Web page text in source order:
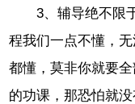
3、辅导绝不限
程我们一点不懂，
都懂，莫非你就要
的功课，那恐怕就